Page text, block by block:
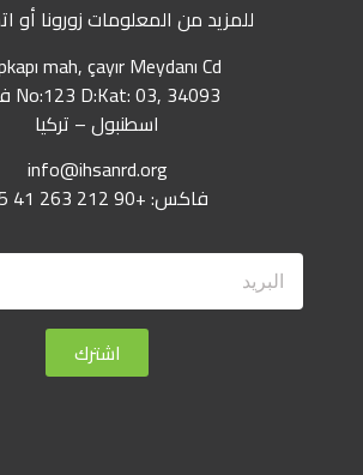
للمزيد من المعلومات زورونا أو
mah, çayır Meydanı Cd.
No:123 D:Kat: 03, 34093 فاتح
اسطنبول – تركيا
info@ihsanrd.org
فاكس: +90 212 263 41 75
اشترك